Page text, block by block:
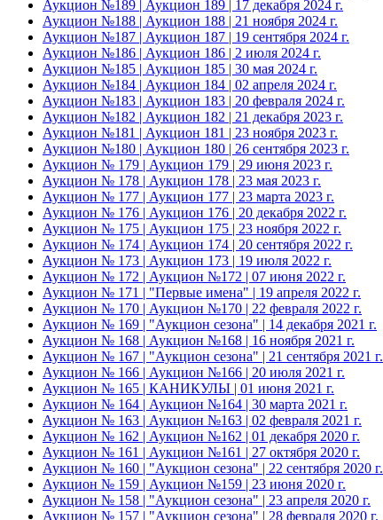
Аукцион №189 | Аукцион 189 | 17 декабря 2024 г.
Аукцион №188 | Аукцион 188 | 21 ноября 2024 г.
Аукцион №187 | Аукцион 187 | 19 сентября 2024 г.
Аукцион №186 | Аукцион 186 | 2 июля 2024 г.
Аукцион №185 | Аукцион 185 | 30 мая 2024 г.
Аукцион №184 | Аукцион 184 | 02 апреля 2024 г.
Аукцион №183 | Аукцион 183 | 20 февраля 2024 г.
Аукцион №182 | Аукцион 182 | 21 декабря 2023 г.
Аукцион №181 | Аукцион 181 | 23 ноября 2023 г.
Аукцион №180 | Аукцион 180 | 26 сентября 2023 г.
Аукцион № 179 | Аукцион 179 | 29 июня 2023 г.
Аукцион № 178 | Аукцион 178 | 23 мая 2023 г.
Аукцион № 177 | Аукцион 177 | 23 марта 2023 г.
Аукцион № 176 | Аукцион 176 | 20 декабря 2022 г.
Аукцион № 175 | Аукцион 175 | 23 ноября 2022 г.
Аукцион № 174 | Аукцион 174 | 20 сентября 2022 г.
Аукцион № 173 | Аукцион 173 | 19 июля 2022 г.
Аукцион № 172 | Аукцион №172 | 07 июня 2022 г.
Аукцион № 171 | "Первые имена" | 19 апреля 2022 г.
Аукцион № 170 | Аукцион №170 | 22 февраля 2022 г.
Аукцион № 169 | "Аукцион сезона" | 14 декабря 2021 г.
Аукцион № 168 | Аукцион №168 | 16 ноября 2021 г.
Аукцион № 167 | "Аукцион сезона" | 21 сентября 2021 г.
Аукцион № 166 | Аукцион №166 | 20 июля 2021 г.
Аукцион № 165 | КАНИКУЛЫ | 01 июня 2021 г.
Аукцион № 164 | Аукцион №164 | 30 марта 2021 г.
Аукцион № 163 | Аукцион №163 | 02 февраля 2021 г.
Аукцион № 162 | Аукцион №162 | 01 декабря 2020 г.
Аукцион № 161 | Аукцион №161 | 27 октября 2020 г.
Аукцион № 160 | "Аукцион сезона" | 22 сентября 2020 г.
Аукцион № 159 | Аукцион №159 | 23 июня 2020 г.
Аукцион № 158 | "Аукцион сезона" | 23 апреля 2020 г.
Аукцион № 157 | "Аукцион сезона" | 28 февраля 2020 г.